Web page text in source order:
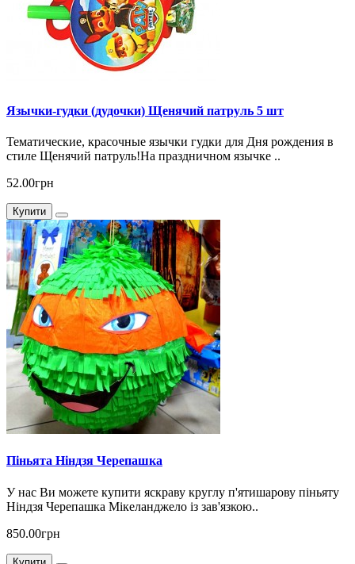
Язычки-гудки (дудочки) Щенячий патруль 5 шт
Тематические, красочные язычки гудки для Дня рождения в
стиле Щенячий патруль!На праздничном язычке ..
52.00грн
Купити
Піньята Ніндзя Черепашка
У нас Ви можете купити яскраву круглу п'ятишарову піньяту
Ніндзя Черепашка Мікеланджело із зав'язкою..
850.00грн